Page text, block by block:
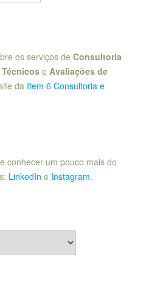
os serviços de Consultoria
e Avaliações de
da Item 6 Consultoria e
conhecer um pouco mais do
LinkedIn e Instagram.